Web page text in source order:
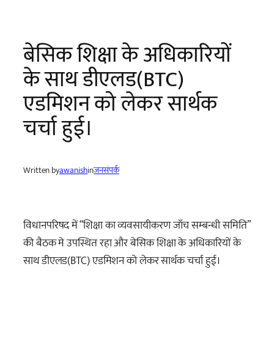
बेसिक शिक्षा के अधिकारियों
के साथ डीएलड(BTC)
एडमिशन को लेकर सार्थक
चर्चा हुई।
Written byawanishinजनसंपर्क
विधानपरिषद में “शिक्षा का व्यवसायीकरण जाँच सम्बन्धी समिति”
की बैठक मे उपस्थित रहा और बेसिक शिक्षा के अधिकारियों के
साथ डीएलड(BTC) एडमिशन को लेकर सार्थक चर्चा हुई।